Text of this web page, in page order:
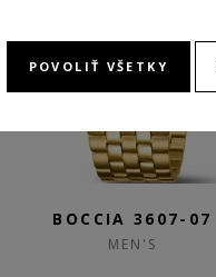
BOCCIA 3607-07
MEN'S
POVOLIŤ VŠETKY